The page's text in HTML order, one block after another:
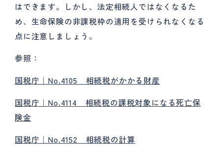
はできます。しかし、法定相続人ではなくなるた
め、生命保険の非課税枠の適用を受けられなくなる
点に注意しましょう。
参照：
国税庁｜No.4105 相続税がかかる財産
国税庁｜No.4114 相続税の課税対象になる死亡保
険金
国税庁｜No.4152 相続税の計算